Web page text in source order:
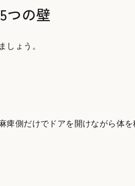
つの壁
しょう。
痺側だけでドアを開けながら体